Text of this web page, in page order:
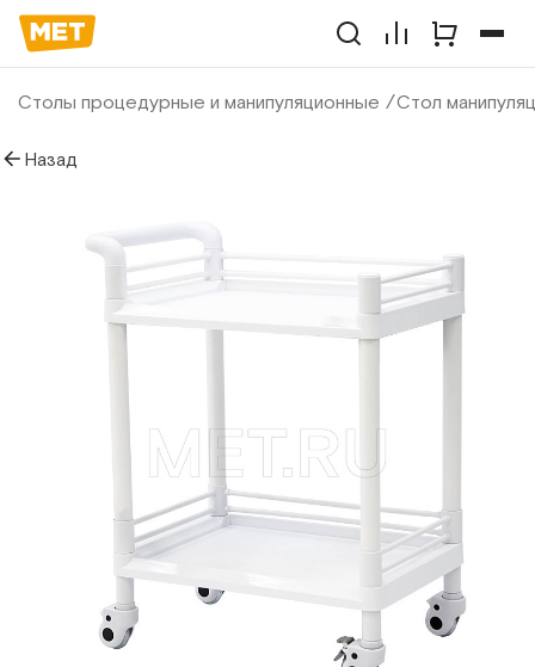
Столы процедурные и манипуляционные Стол
Назад